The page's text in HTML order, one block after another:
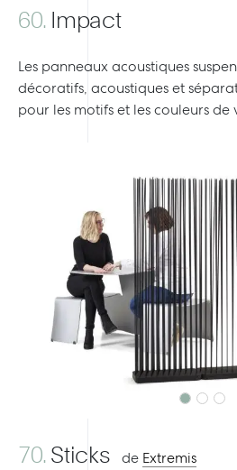
60. Impact
Les panneaux acoustiques
décoratifs, acoustiques et
pour les motifs et les couleurs de
Previous
70.Sticks de Extremis